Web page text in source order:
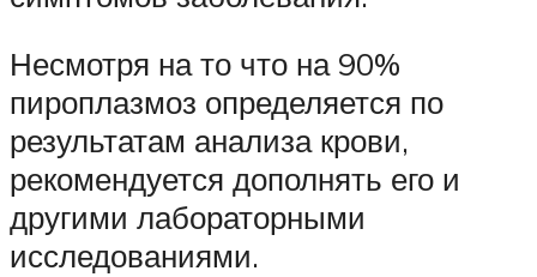
Несмотря на то что на 90%
пироплазмоз определяется по
результатам анализа крови,
рекомендуется дополнять его и
другими лабораторными
исследованиями.